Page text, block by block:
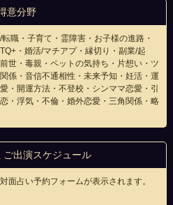
意分野
職・子育て・霊障害・お子様の進路・
・婚活/マチアプ・縁切り・副業/起
世・毒親・ペットの気持ち・片想い・ツ
係・音信不通相性・未来予知・妊活・運
・開運方法・不登校・シンママ恋愛・引
・浮気・不倫・婚外恋愛・三角関係・略
ご出演スケジュール
面占い予約フォームが表示されます。